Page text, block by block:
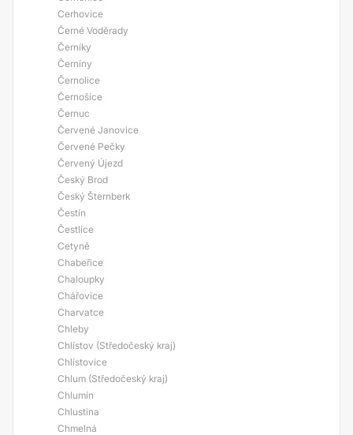
Cerhovice
Černé Voděrady
Černíky
Černíny
Černolice
Černošice
Černuc
Červené Janovice
Červené Pečky
Červený Újezd
Český Brod
Český Šternberk
Čestín
Čestlice
Cetyně
Chabeřice
Chaloupky
Chářovice
Charvatce
Chleby
Chlístov (Středočeský kraj)
Chlístovice
Chlum (Středočeský kraj)
Chlumín
Chlustina
Chmelná